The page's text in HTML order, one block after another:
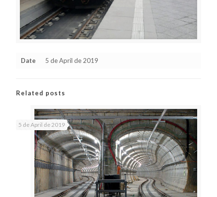
Date 5 de April de 2019
Related posts
5 de April de 2019